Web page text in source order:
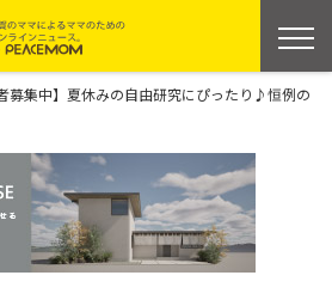
募集中】夏休みの自由研究にぴったり♪恒例の